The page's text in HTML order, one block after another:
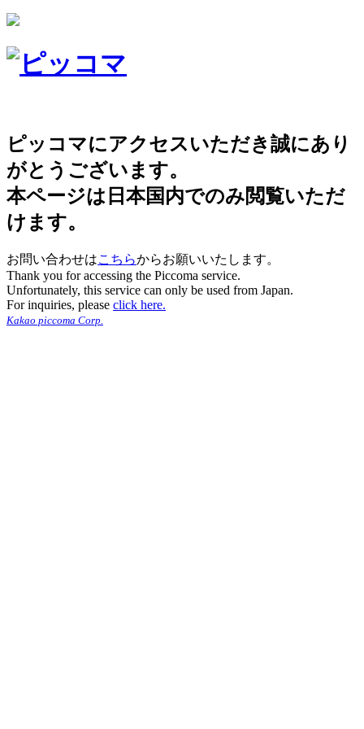
ピッコマにアクセスいただき誠にあり
がとうございます。
本ページは日本国内でのみ閲覧いただ
けます。
お問い合わせはこちらからお願いいたします。
Thank you for accessing the Piccoma service.
Unfortunately, this service can only be used from Japan.
For inquiries, please click here.
Kakao piccoma Corp.